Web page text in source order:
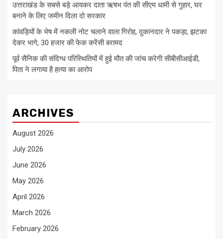
उत्तराखंड के सबसे बड़े आयकर दाता ऋषभ पंत की सीएम धामी से गुहार, घर
बनाने के लिए जमीन दिला दो सरकार
कांवड़ियों के भेष में नकली नोट चलाने वाला गिरोह, दुकानदार ने पकड़ा, झटका
देकर भागे, 30 हजार की फेक करेंसी बरामद
पूर्व सैनिक की संदिग्ध परिस्थितियों में हुई मौत की जांच करेगी सीबीसीआईडी,
पिता ने लगाया है हत्या का आरोप
ARCHIVES
August 2026
July 2026
June 2026
May 2026
April 2026
March 2026
February 2026